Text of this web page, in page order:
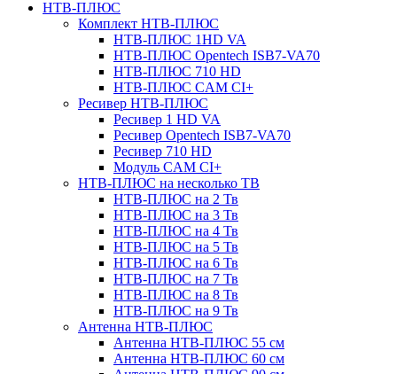
НТВ-ПЛЮС
Комплект НТВ-ПЛЮС
НТВ-ПЛЮС 1HD VA
НТВ-ПЛЮС Opentech ISB7-VA70
НТВ-ПЛЮС 710 HD
НТВ-ПЛЮС CAM CI+
Ресивер НТВ-ПЛЮС
Ресивер 1 HD VA
Ресивер Opentech ISB7-VA70
Ресивер 710 HD
Модуль CAM CI+
НТВ-ПЛЮС на несколько ТВ
НТВ-ПЛЮС на 2 Тв
НТВ-ПЛЮС на 3 Тв
НТВ-ПЛЮС на 4 Тв
НТВ-ПЛЮС на 5 Тв
НТВ-ПЛЮС на 6 Тв
НТВ-ПЛЮС на 7 Тв
НТВ-ПЛЮС на 8 Тв
НТВ-ПЛЮС на 9 Тв
Антенна НТВ-ПЛЮС
Антенна НТВ-ПЛЮС 55 см
Антенна НТВ-ПЛЮС 60 см